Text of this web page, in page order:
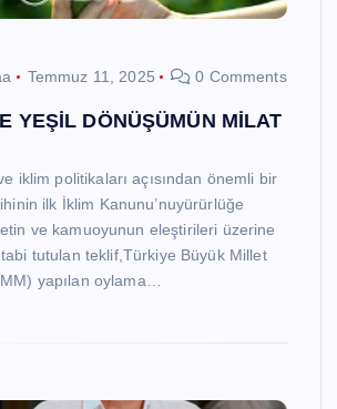
Temmuz 11, 2025 0 Comments
YEŞİL DÖNÜŞÜMÜN MİLAT
iklim politikaları açısından önemli bir
ilk İklim Kanunu’nuyürürlüğe
ve kamuoyunun eleştirileri üzerine
tutulan teklif,Türkiye Büyük Millet
yapılan oylama…